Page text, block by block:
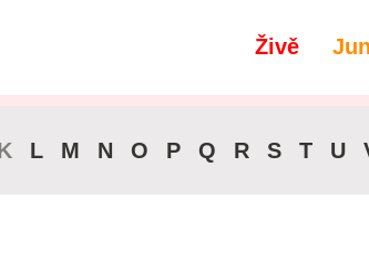
Živě
L M N O P Q R S T U